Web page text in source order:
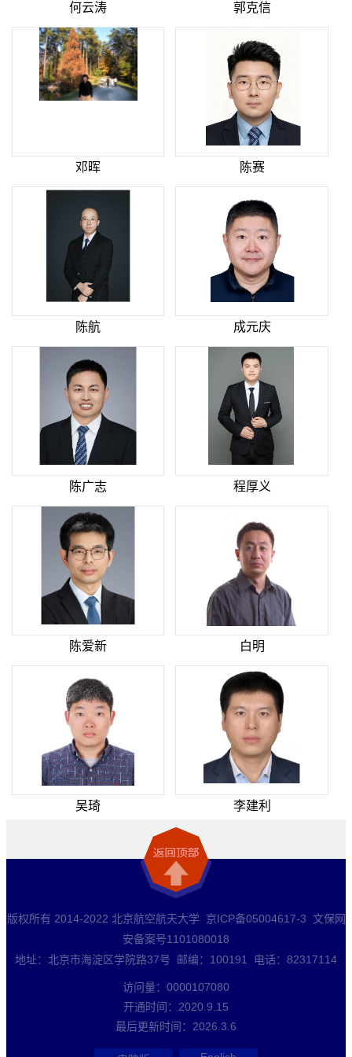
何云涛 郭克信
邓晖 陈赛
陈航 成元庆
陈广志 程厚义
陈爱新 白明
吴琦 李建利
版权所有 2014-2022 北京航空航天大学 京ICP备05004617-3 文保网
安备案号1101080018
地址：北京市海淀区学院路37号 邮编：100191 电话：82317114
访问量： 0000107080
开通时间： 2020 9 15
最后更新时间： 2026 3 6